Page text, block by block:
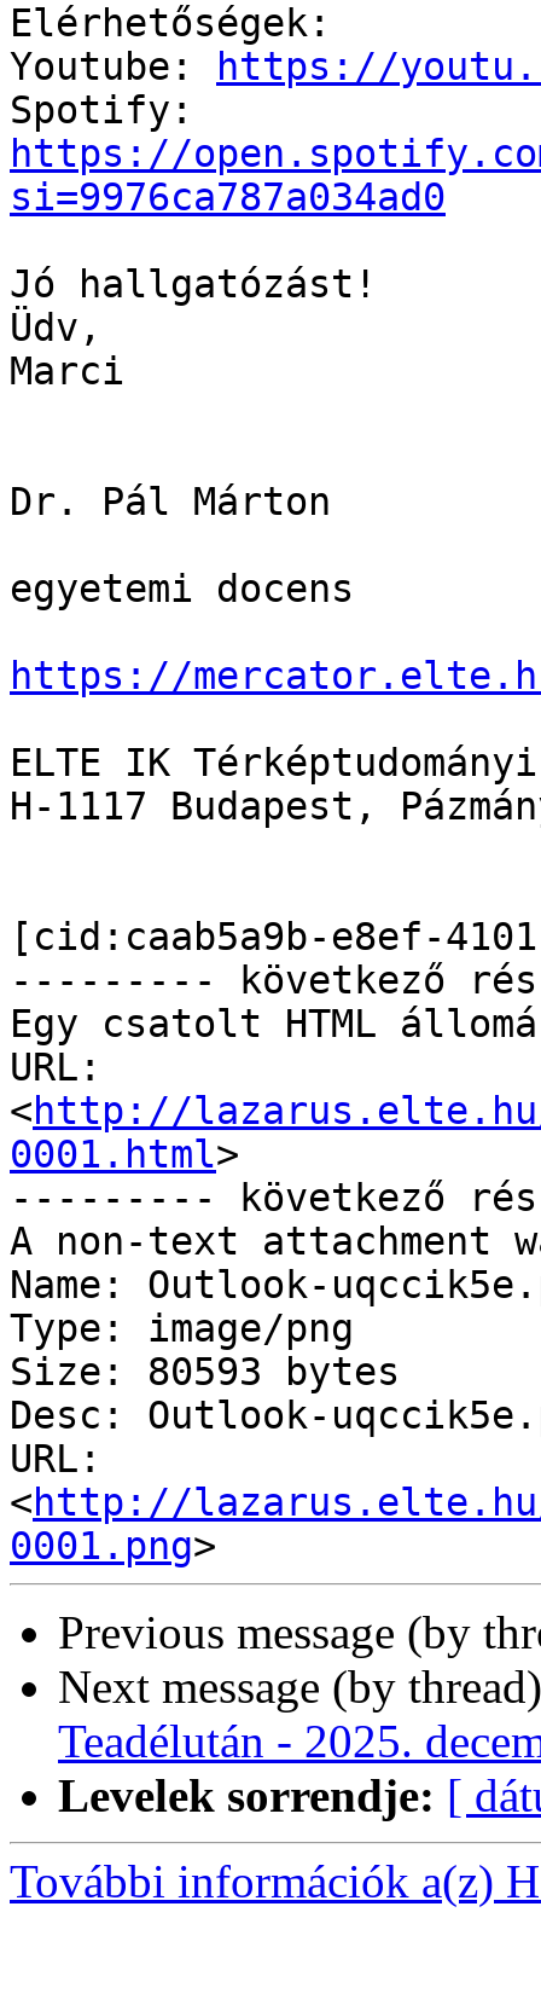
Elérhetőségek:
Youtube:
https://
https://open.spotify.com/
si=9976ca787a034ad0
Jó hallgatózást!
Üdv,
Marci
Dr. Pál Márton
egyetemi docens
https://
ELTE IK
H-1117 Budapest,
[cid:caab5a9b-e8ef-
--------- következő
Egy csatolt HTML
URL:
<http://lazarus.elte.hu/
0001.html>
--------- következő
A non-text attachment
Name: Outlook-
Type: image/png
Size: 80593 bytes
Desc: Outlook-
URL:
<http://lazarus.elte.hu/
0001.png
Previous message (by
Next message (by
Teadélután - 2025.
Levelek sorrendje: [
További információk a(z)